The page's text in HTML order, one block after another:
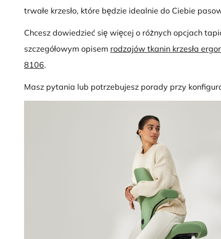
trwałe krzesło, które będzie idealnie do Ciebie
Chcesz dowiedzieć się więcej o różnych opcjach
szczegółowym opisem rodzajów tkanin krzesła
8106.
Masz pytania lub potrzebujesz porady przy